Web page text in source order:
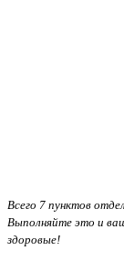
Всего 7 пунктов
Выполняйте это и
здоровые!